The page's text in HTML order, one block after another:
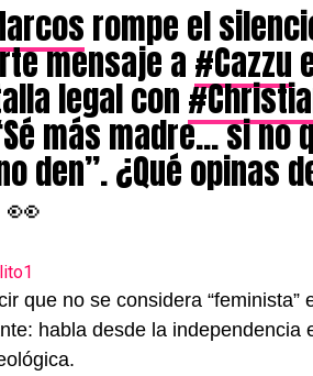
rompe el
mensaje a#Cazzu
legal con
más madre… si no
den”. ¿Qué opinas
que no se considera
habla desde la independencia